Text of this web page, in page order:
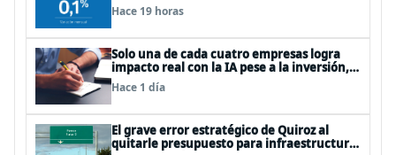
Hace 19 horas
Solo una de cada cuatro empresas logra
impacto real con la IA pese a la inversión,
según el Foro Económico Mundial
Hace 1 día
El grave error estratégico de Quiroz al
quitarle presupuesto para infraestructura